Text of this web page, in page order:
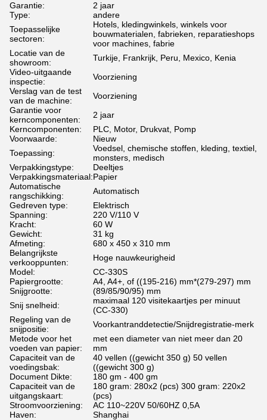
Garantie:
2 jaar
Type:
andere
Toepasselijke
sectoren:
Hotels, kledingwinkels, winkels voor
bouwmaterialen, fabrieken, reparatieshops
voor machines, fabrie
Locatie van de
showroom:
Turkije, Frankrijk, Peru, Mexico, Kenia
Video-uitgaande
inspectie:
Voorziening
Verslag van de test
van de machine:
Voorziening
Garantie voor
kerncomponenten:
2 jaar
Kerncomponenten:
PLC, Motor, Drukvat, Pomp
Voorwaarde:
Nieuw
Toepassing:
Voedsel, chemische stoffen, kleding, textiel,
monsters, medisch
Verpakkingstype:
Deeltjes
Verpakkingsmateriaal:Papier
Automatische
rangschikking:
Automatisch
Gedreven type:
Elektrisch
Spanning:
220 V/110 V
Kracht:
60 W
Gewicht:
31 kg
Afmeting:
680 x 450 x 310 mm
Belangrijkste
verkooppunten:
Hoge nauwkeurigheid
Model:
CC-330S
Papiergrootte:
A4, A4+, of ((195-216) mm*(279-297) mm
Snijgrootte:
(89/85/90/95) mm
Snij snelheid:
maximaal 120 visitekaartjes per minuut
(CC-330)
Regeling van de
snijpositie:
Voorkantranddetectie/Snijdregistratie-merk
Metode voor het
voeden van papier:
met een diameter van niet meer dan 20
mm
Capaciteit van de
voedingsbak:
40 vellen ((gewicht 350 g) 50 vellen
((gewicht 300 g)
Document Dikte:
180 gm - 400 gm
Capaciteit van de
uitgangskaart:
180 gram: 280x2 (pcs) 300 gram: 220x2
(pcs)
Stroomvoorziening:
AC 110~220V 50/60HZ 0,5A
Haven:
Shanghai